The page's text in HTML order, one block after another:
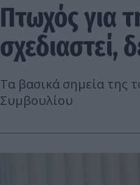
Πτωχός για
σχεδιαστεί,
Τα βασικά σημεία της
Συμβουλίου